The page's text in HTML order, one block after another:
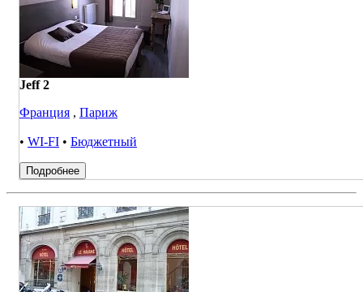
Jeff 2
Франция , Париж
• WI-FI • Бюджетный
Подробнее